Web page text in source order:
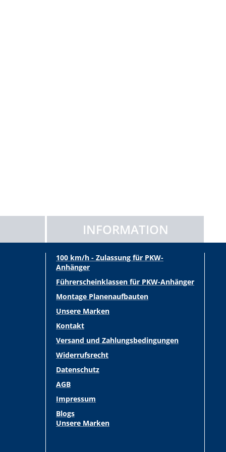
INFORMATION
100 km/h - Zulassung für PKW-
Anhänger
Führerscheinklassen für PKW-Anhänger
Montage Planenaufbauten
Unsere Marken
Kontakt
Versand und Zahlungsbedingungen
Widerrufsrecht
Datenschutz
AGB
Impressum
Blogs
Unsere Marken